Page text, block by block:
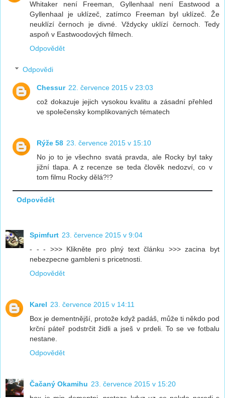
Whitaker není Freeman, Gyllenhaal není Eastwood a
Gyllenhaal je uklízeč, zatímco Freeman byl uklízeč. Že
neuklízí černoch je divné. Vždycky uklízí černoch. Tedy
aspoň v Eastwoodových filmech.
Odpovědět
Odpovědi
Chessur 22. července 2015 v 23:03
což dokazuje jejich vysokou kvalitu a zásadní přehled
ve společensky komplikovaných tématech
Rýže 58 23. července 2015 v 15:10
No jo to je všechno svatá pravda, ale Rocky byl taky
jižní tlapa. A z recenze se teda člověk nedozví, co v
tom filmu Rocky dělá?!?
Odpovědět
Spimfurt 23. července 2015 v 9:04
- - - >>> Klikněte pro plný text článku >>> zacina byt
nebezpecne gambleni s pricetnosti.
Odpovědět
Karel 23. července 2015 v 14:11
Box je dementnější, protože když padáš, může ti někdo pod
krční páteř podstrčit židli a jseš v prdeli. To se ve fotbalu
nestane.
Odpovědět
Čačaný Okamihu 23. července 2015 v 15:20